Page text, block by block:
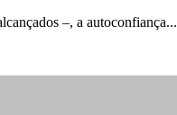
–, a autoconfiança...